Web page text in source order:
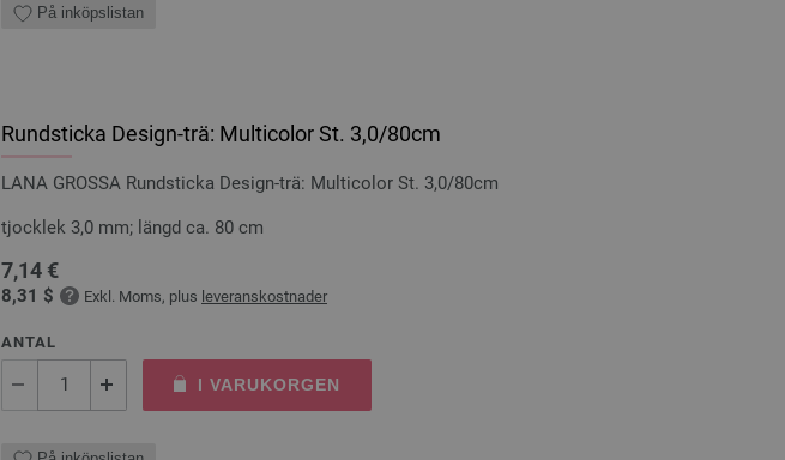
På inköpslistan
Rundsticka Design-trä: Multicolor St. 3,0/80cm
LANA GROSSA Rundsticka Design-trä: Multicolor St. 3,0/80cm
tjocklek 3,0 mm; längd ca. 80 cm
7,14 €
8,31 $ Exkl. Moms, plus leveranskostnader
ANTAL
I VARUKORGEN